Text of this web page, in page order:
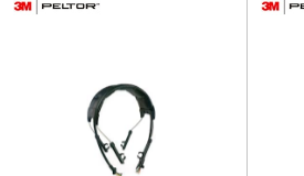
Våra varumärken
Kontakt & Öppettider